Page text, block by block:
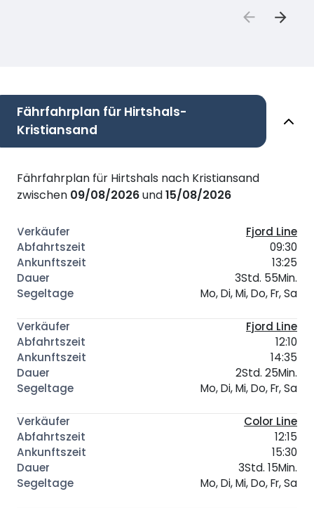
Fährfahrplan für Hirtshals-
Kristiansand
Fährfahrplan für Hirtshals nach Kristiansand
zwischen 09/08/2026und15/08/2026
Fjord Line
09:30
13:25
3Std. 55Min.
Mo, Di, Mi, Do, Fr, Sa
Fjord Line
12:10
14:35
2Std. 25Min.
Mo, Di, Mi, Do, Fr, Sa
Color Line
12:15
15:30
3Std. 15Min.
Mo, Di, Mi, Do, Fr, Sa